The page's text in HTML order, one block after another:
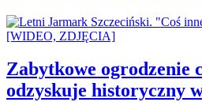
Zabytkowe ogrodzenie
odzyskuje historyczny